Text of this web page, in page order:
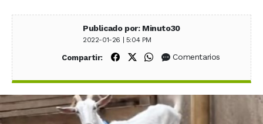
Publicado por: Minuto30
2022-01-26 | 5:04 PM
Compartir: Compartir en Facebook
Compartir en X (Twitter)
Compartir en WhatsApp
Comentarios